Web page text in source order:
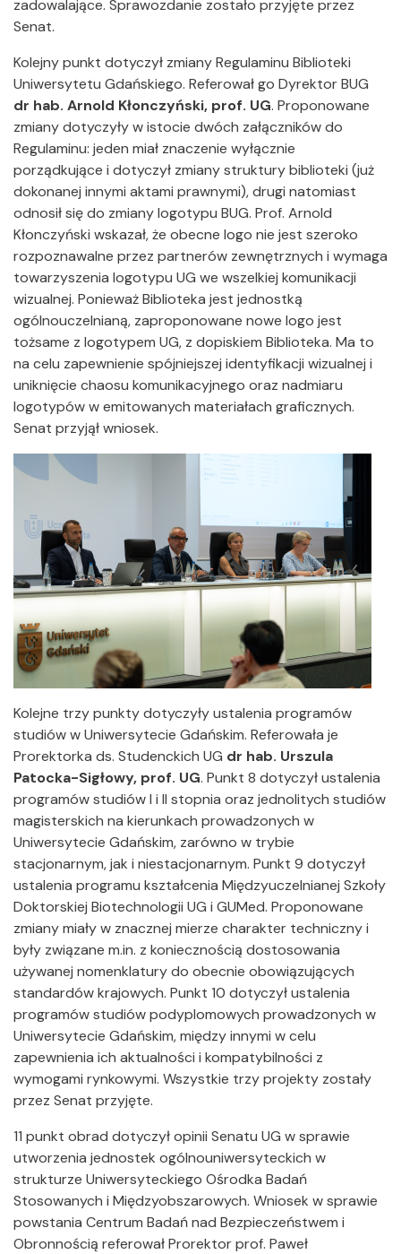
zadowalające. Sprawozdanie zostało przyjęte przez
Senat.
Kolejny punkt dotyczył zmiany Regulaminu Biblioteki
Uniwersytetu Gdańskiego. Referował go Dyrektor BUG
dr hab. Arnold Kłonczyński, prof. UG. Proponowane
zmiany dotyczyły w istocie dwóch załączników do
Regulaminu: jeden miał znaczenie wyłącznie
porządkujące i dotyczył zmiany struktury biblioteki (już
dokonanej innymi aktami prawnymi), drugi natomiast
odnosił się do zmiany logotypu BUG. Prof. Arnold
Kłonczyński wskazał, że obecne logo nie jest szeroko
rozpoznawalne przez partnerów zewnętrznych i wymaga
towarzyszenia logotypu UG we wszelkiej komunikacji
wizualnej. Ponieważ Biblioteka jest jednostką
ogólnouczelnianą, zaproponowane nowe logo jest
tożsame z logotypem UG, z dopiskiem Biblioteka. Ma to
na celu zapewnienie spójniejszej identyfikacji wizualnej i
uniknięcie chaosu komunikacyjnego oraz nadmiaru
logotypów w emitowanych materiałach graficznych.
Senat przyjął wniosek.
Kolejne trzy punkty dotyczyły ustalenia programów
studiów w Uniwersytecie Gdańskim. Referowała je
Prorektorka ds. Studenckich UG dr hab. Urszula
Patocka-Sigłowy, prof. UG. Punkt 8 dotyczył ustalenia
programów studiów I i II stopnia oraz jednolitych studiów
magisterskich na kierunkach prowadzonych w
Uniwersytecie Gdańskim, zarówno w trybie
stacjonarnym, jak i niestacjonarnym. Punkt 9 dotyczył
ustalenia programu kształcenia Międzyuczelnianej Szkoły
Doktorskiej Biotechnologii UG i GUMed. Proponowane
zmiany miały w znacznej mierze charakter techniczny i
były związane m.in. z koniecznością dostosowania
używanej nomenklatury do obecnie obowiązujących
standardów krajowych. Punkt 10 dotyczył ustalenia
programów studiów podyplomowych prowadzonych w
Uniwersytecie Gdańskim, między innymi w celu
zapewnienia ich aktualności i kompatybilności z
wymogami rynkowymi. Wszystkie trzy projekty zostały
przez Senat przyjęte.
11 punkt obrad dotyczył opinii Senatu UG w sprawie
utworzenia jednostek ogólnouniwersyteckich w
strukturze Uniwersyteckiego Ośrodka Badań
Stosowanych i Międzyobszarowych. Wniosek w sprawie
powstania Centrum Badań nad Bezpieczeństwem i
Obronnością referował Prorektor prof. Paweł